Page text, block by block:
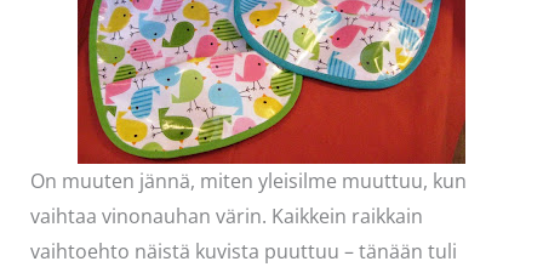
On muuten jännä, miten yleisilme muuttuu, kun
vaihtaa vinonauhan värin. Kaikkein raikkain
vaihtoehto näistä kuvista puuttuu – tänään tuli